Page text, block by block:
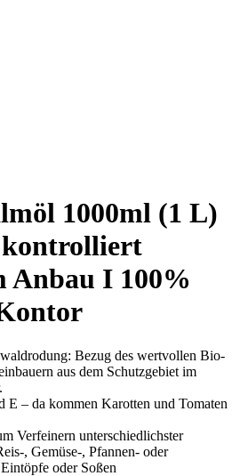
1000ml (1 L)
Anbau I 100%
Bezug des wertvollen Bio-
aus dem Schutzgebiet im
E – da kommen Karotten und Tomaten
Verfeinern unterschiedlichster
, Gemüse-, Pfannen- oder
oder Soßen